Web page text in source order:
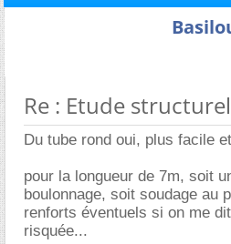
Re : Etude
Du tube rond oui, plus facile
pour la longueur de 7m, soit
boulonnage, soit soudage au
renforts éventuels si on me
risquée...